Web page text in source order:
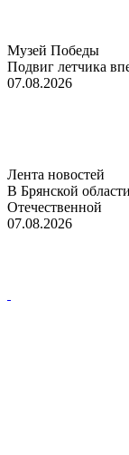
Музей Победы
Подвиг летчика
07.08.2026
Лента новостей
В Брянской
Отечественной
07.08.2026